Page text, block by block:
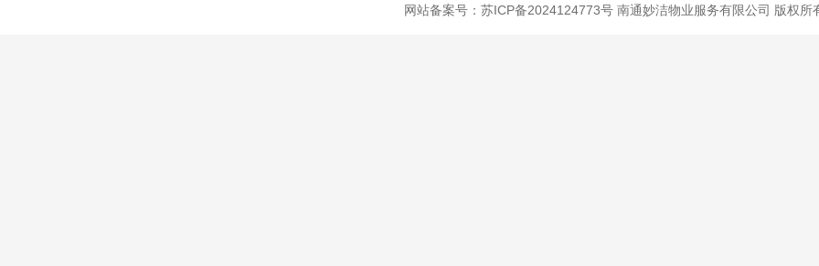
网站备案号：苏ICP备2024124773号南通妙洁物业服务有限公司 版权所